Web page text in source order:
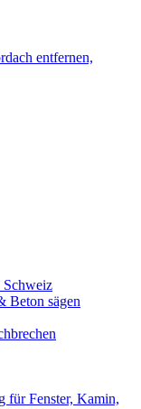
entfernen,
Beton sägen
für Fenster, Kamin,